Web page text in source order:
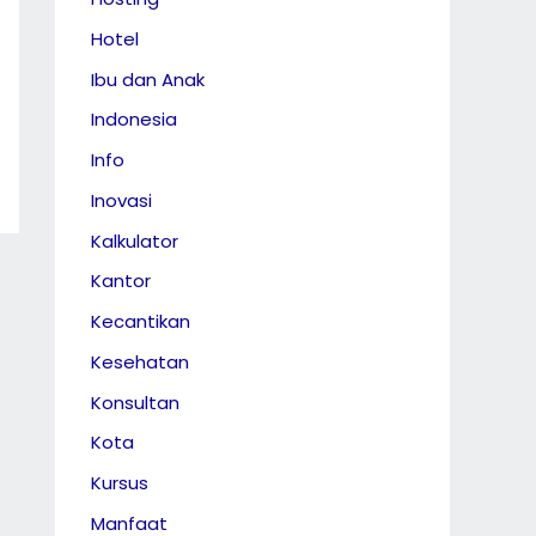
Hotel
Ibu dan Anak
Indonesia
Info
Inovasi
Kalkulator
Kantor
Kecantikan
Kesehatan
Konsultan
Kota
Kursus
Manfaat